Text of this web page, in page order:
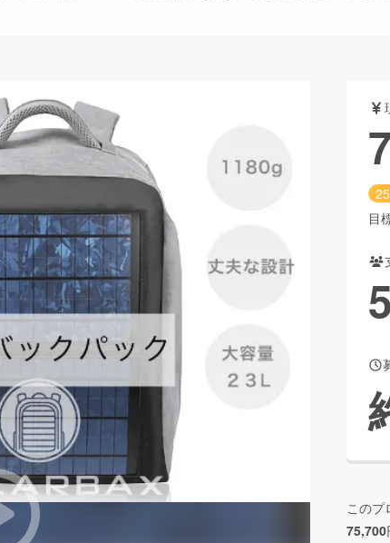
CAMPFIRE for Social Good CAMPFIRE Creation
CAMPFIREふるさと納税
目
5
このプ
75,700